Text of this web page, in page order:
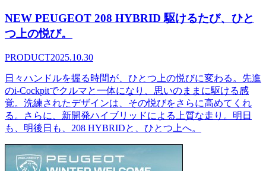
NEW PEUGEOT 208 HYBRID 駆けるたび、ひと
つ上の悦び。
PRODUCT2025.10.30
日々ハンドルを握る時間が、ひとつ上の悦びに変わる。先進
のi-Cockpitでクルマと一体になり、思いのままに駆ける感
覚。洗練されたデザインは、その悦びをさらに高めてくれ
る。さらに、新開発ハイブリッドによる上質な走り。明日
も、明後日も、208 HYBRIDと、ひとつ上へ。